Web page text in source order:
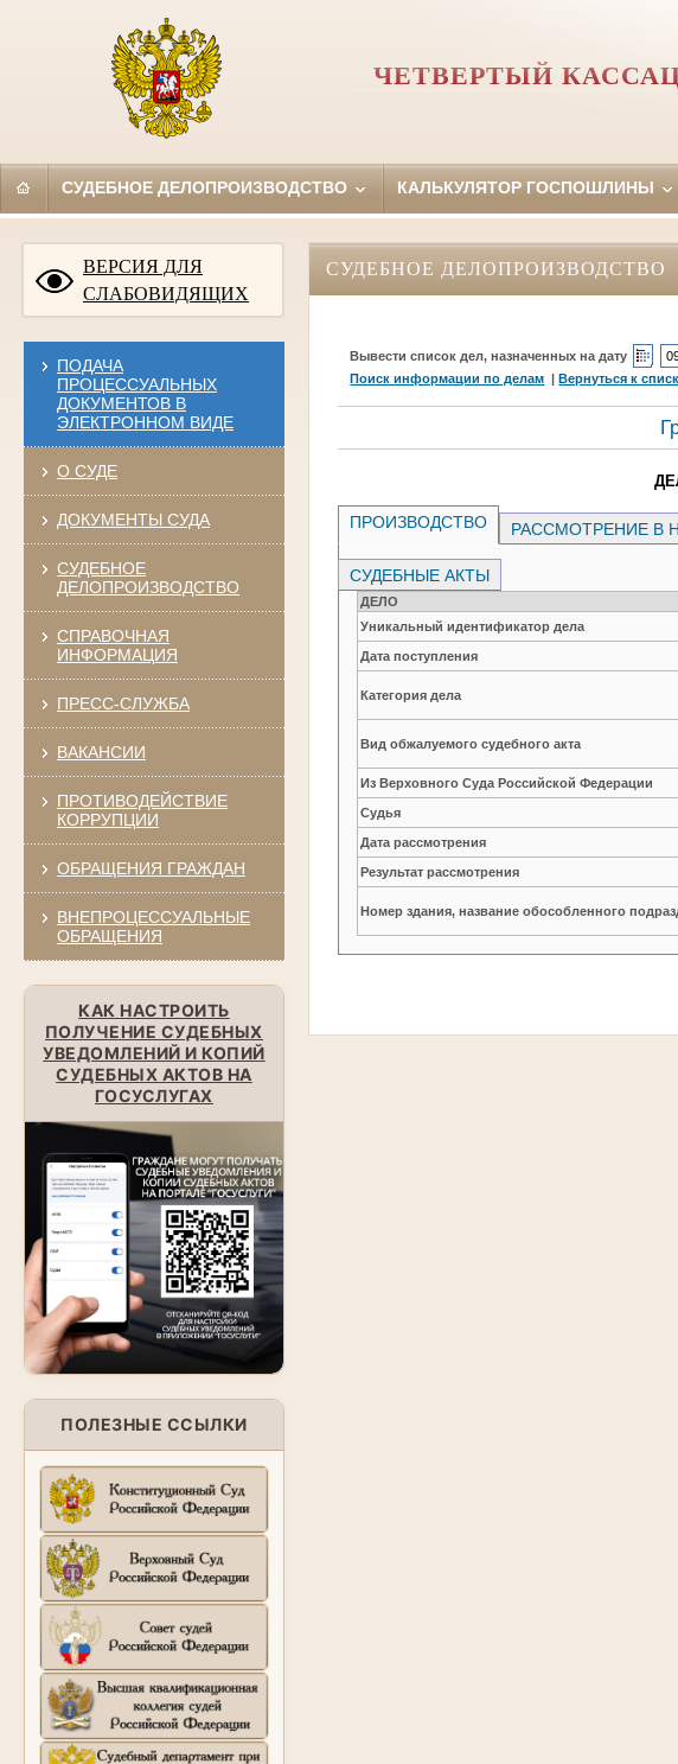
ЧЕТВЕРТЫЙ
СУДЕБНОЕ ДЕЛОПРОИЗВОДСТВО КАЛЬКУЛЯТОР ГОСПОШЛИНЫ
ВЕРСИЯ ДЛЯ
СЛАБОВИДЯЩИХ
ПОДАЧА
ПРОЦЕССУАЛЬНЫХ
ДОКУМЕНТОВ В
ЭЛЕКТРОННОМ ВИДЕ
О СУДЕ
ДОКУМЕНТЫ СУДА
СУДЕБНОЕ
ДЕЛОПРОИЗВОДСТВО
СПРАВОЧНАЯ
ИНФОРМАЦИЯ
ПРЕСС-СЛУЖБА
ВАКАНСИИ
ПРОТИВОДЕЙСТВИЕ
КОРРУПЦИИ
ОБРАЩЕНИЯ ГРАЖДАН
ВНЕПРОЦЕССУАЛЬНЫЕ
ОБРАЩЕНИЯ
КАК НАСТРОИТЬ
ПОЛУЧЕНИЕ СУДЕБНЫХ
УВЕДОМЛЕНИЙ И КОПИЙ
СУДЕБНЫХ АКТОВ НА
ГОСУСЛУГАХ
ПОЛЕЗНЫЕ ССЫЛКИ
СУДЕБНОЕ ДЕЛОПРОИЗВОДСТВО
Вывести список дел, назначенных на дату
Поиск информации по делам |Вернуться к
ПРОИЗВОДСТВО РАССМОТРЕНИЕ В
СУДЕБНЫЕ АКТЫ
ДЕЛО
Уникальный идентификатор дела
Дата поступления
Категория дела
Вид обжалуемого судебного акта
Из Верховного Суда Российской Федерации
Судья
Дата рассмотрения
Результат рассмотрения
Номер здания, название обособленного